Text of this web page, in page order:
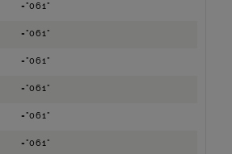
="061"
="061"
="061"
="061"
="061"
="061"